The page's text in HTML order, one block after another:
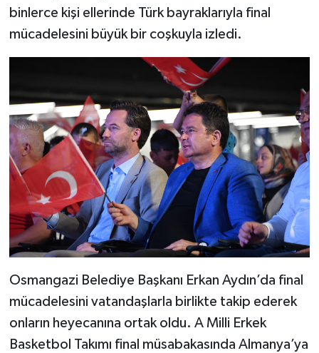
binlerce kişi ellerinde Türk bayraklarıyla final
mücadelesini büyük bir coşkuyla izledi.
Osmangazi Belediye Başkanı Erkan Aydın’da final
mücadelesini vatandaşlarla birlikte takip ederek
onların heyecanına ortak oldu. A Milli Erkek
Basketbol Takımı final müsabakasında Almanya’ya